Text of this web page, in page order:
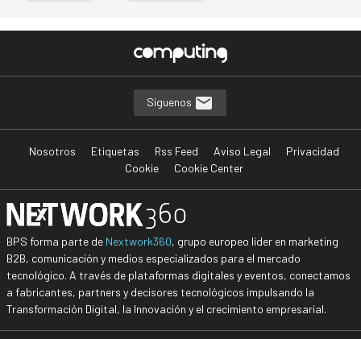
Síguenos
Nosotros Etiquetas Rss Feed Aviso Legal
Privacidad
Cookie
Cookie Center
BPS forma parte de Nextwork360, grupo europeo líder en marketing
B2B, comunicación y medios especializados para el mercado
tecnológico. A través de plataformas digitales y eventos, conectamos
a fabricantes, partners y decisores tecnológicos impulsando la
Transformación Digital, la Innovación y el crecimiento empresarial.